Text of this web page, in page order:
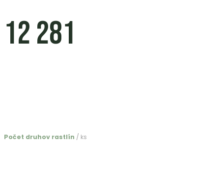
12 281
Počet druhov rastlín / ks